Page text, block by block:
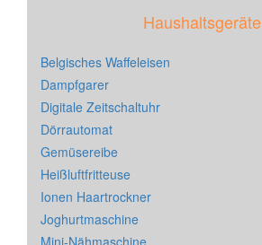
Haushaltsgeräte
Belgisches Waffeleisen
Dampfgarer
Digitale Zeitschaltuhr
Dörrautomat
Gemüsereibe
Heißluftfritteuse
Ionen Haartrockner
Joghurtmaschine